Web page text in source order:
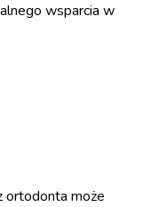
wsparcia w
ortodonta może